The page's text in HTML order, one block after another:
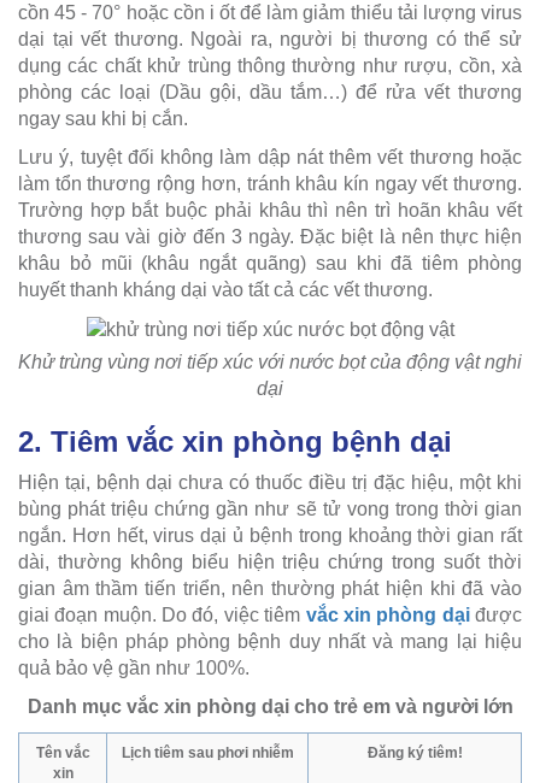
cồn 45 - 70° hoặc cồn i ốt để làm giảm thiểu tải lượng virus
dại tại vết thương. Ngoài ra, người bị thương có thể sử
dụng các chất khử trùng thông thường như rượu, cồn, xà
phòng các loại (Dầu gội, dầu tắm…) để rửa vết thương
ngay sau khi bị cắn.
Lưu ý, tuyệt đối không làm dập nát thêm vết thương hoặc
làm tổn thương rộng hơn, tránh khâu kín ngay vết thương.
Trường hợp bắt buộc phải khâu thì nên trì hoãn khâu vết
thương sau vài giờ đến 3 ngày. Đặc biệt là nên thực hiện
khâu bỏ mũi (khâu ngắt quãng) sau khi đã tiêm phòng
huyết thanh kháng dại vào tất cả các vết thương.
Khử trùng vùng nơi tiếp xúc với nước bọt của động vật nghi
dại
2. Tiêm vắc xin phòng bệnh dại
Hiện tại, bệnh dại chưa có thuốc điều trị đặc hiệu, một khi
bùng phát triệu chứng gần như sẽ tử vong trong thời gian
ngắn. Hơn hết, virus dại ủ bệnh trong khoảng thời gian rất
dài, thường không biểu hiện triệu chứng trong suốt thời
gian âm thầm tiến triển, nên thường phát hiện khi đã vào
giai đoạn muộn. Do đó, việc tiêm vắc xin phòng dạiđược
cho là biện pháp phòng bệnh duy nhất và mang lại hiệu
quả bảo vệ gần như 100%.
Danh mục vắc xin phòng dại cho trẻ em và người lớn
Tên vắc
xin
Lịch tiêm sau phơi nhiễm Đăng ký tiêm!